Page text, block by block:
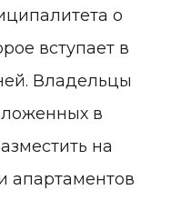
о
вступает в
Владельцы
в
на
апартаментов